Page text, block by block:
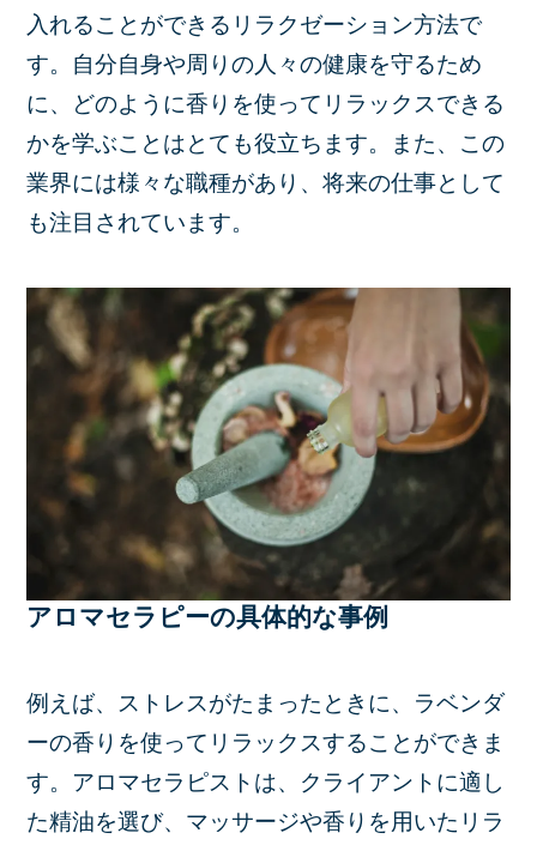
入れることができるリラクゼーション方法で
す。自分自身や周りの人々の健康を守るため
に、どのように香りを使ってリラックスできる
かを学ぶことはとても役立ちます。また、この
業界には様々な職種があり、将来の仕事として
も注目されています。
アロマセラピーの具体的な事例
例えば、ストレスがたまったときに、ラベンダ
ーの香りを使ってリラックスすることができま
す。アロマセラピストは、クライアントに適し
た精油を選び、マッサージや香りを用いたリラ